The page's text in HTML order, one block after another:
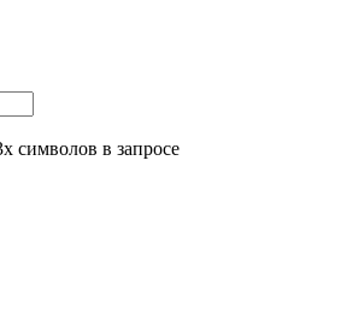
символов в запросе